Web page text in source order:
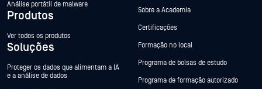
Análise portátil de malware
Produtos
Ver todos os produtos
Soluções
Proteger os dados que alimentam a IA
e a análise de dados
Sobre a Academia
Certificações
Formação no local
Programa de bolsas de estudo
Programa de formação autorizado